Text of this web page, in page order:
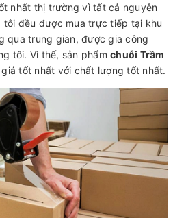
nhất thị trường vì tất cả nguyên
tôi đều được mua trực tiếp tại khu
qua trung gian, được gia công
tôi. Vì thế, sản phẩm chuỗi Trầm
tốt nhất với chất lượng tốt nhất.